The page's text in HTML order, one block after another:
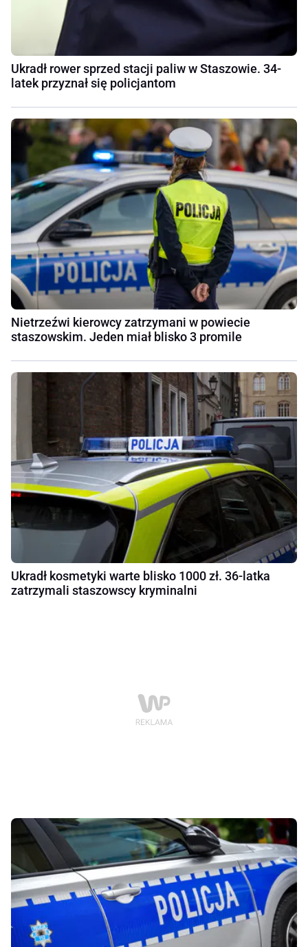
Ukradł rower sprzed stacji paliw w Staszowie. 34-
latek przyznał się policjantom
Nietrzeźwi kierowcy zatrzymani w powiecie
staszowskim. Jeden miał blisko 3 promile
Ukradł kosmetyki warte blisko 1000 zł. 36-latka
zatrzymali staszowscy kryminalni